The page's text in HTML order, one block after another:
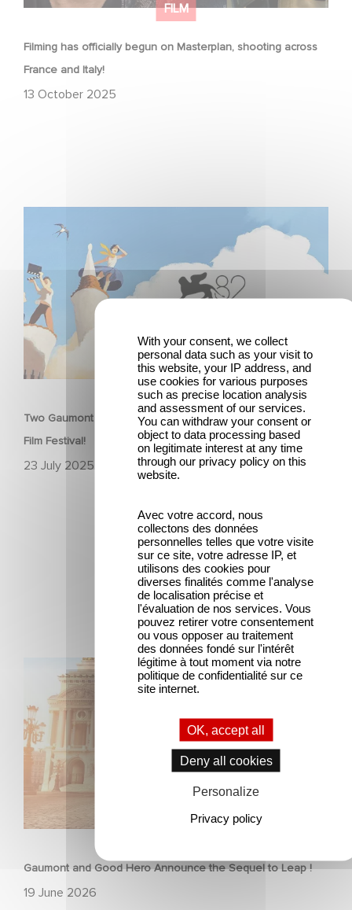
FILM
Filming has officially begun on Masterplan, shooting across
France and Italy!
13 October 2025
FILM
Two Gaumont films in the official competition at the Venice
Film Festival!
23 July 2025
Venice Film Festival!
Latest news
Gaumont and Good Hero Announce the Sequel to Leap !
19 June 2026
Gaumont and Good Hero Announce the Sequel to Leap !
With your consent, we collect
personal data such as your visit to
this website, your IP address, and
use cookies for various purposes
such as precise location analysis
and assessment of our services.
You can withdraw your consent or
object to data processing based
on legitimate interest at any time
through our privacy policy on this
website.
Avec votre accord, nous
collectons des données
personnelles telles que votre visite
sur ce site, votre adresse IP, et
utilisons des cookies pour
diverses finalités comme l'analyse
de localisation précise et
l'évaluation de nos services. Vous
pouvez retirer votre consentement
ou vous opposer au traitement
des données fondé sur l'intérêt
légitime à tout moment via notre
politique de confidentialité sur ce
site internet.
OK, accept all
Deny all cookies
Personalize
Privacy policy